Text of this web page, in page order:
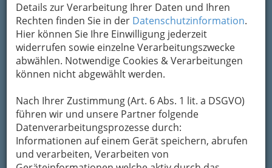
Details zur Verarbeitung Ihrer Daten und Ihren
Rechten finden Sie in der Datenschutzinformation.
Hier können Sie Ihre Einwilligung jederzeit
widerrufen sowie einzelne Verarbeitungszwecke
abwählen. Notwendige Cookies & Verarbeitungen
können nicht abgewählt werden.
Nach Ihrer Zustimmung (Art. 6 Abs. 1 lit. a DSGVO)
führen wir und unsere Partner folgende
Datenverarbeitungsprozesse durch:
Informationen auf einem Gerät speichern, abrufen
und verarbeiten, Verarbeiten von
Navigation
Branchensuche - Firmensuche - Ärzte,
Vereine und mehr